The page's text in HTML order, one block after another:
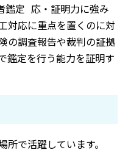
鑑定 応・証明力に強み
対応に重点を置くのに対
の調査報告や裁判の証拠
鑑定を行う能力を証明す
で活躍しています。